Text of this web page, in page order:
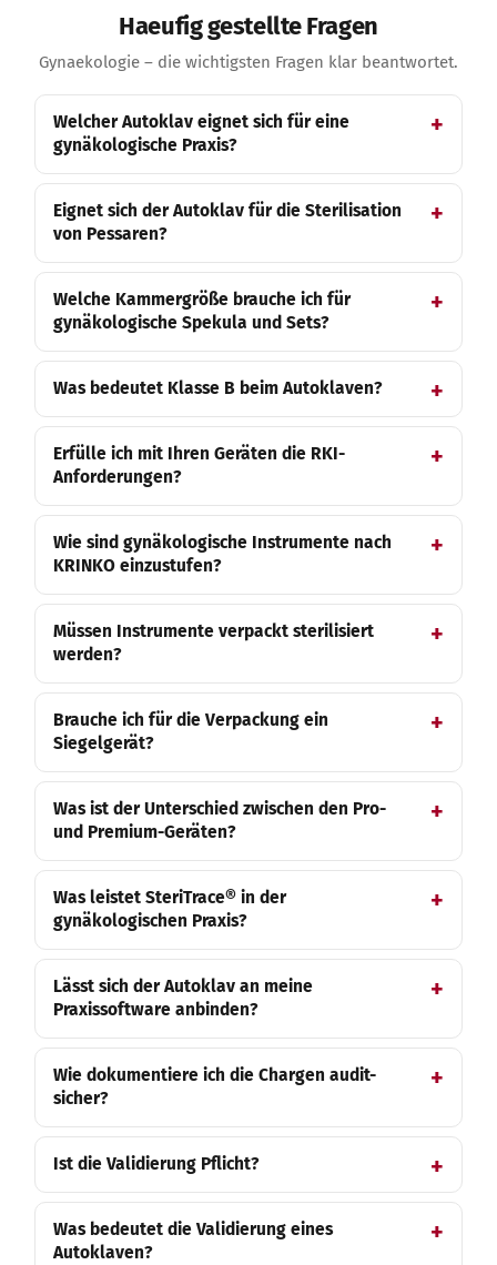
Haeufig gestellte Fragen
Gynaekologie – die wichtigsten Fragen klar beantwortet.
Welcher Autoklav eignet sich für eine
gynäkologische Praxis?
Eignet sich der Autoklav für die Sterilisation
von Pessaren?
Welche Kammergröße brauche ich für
gynäkologische Spekula und Sets?
Was bedeutet Klasse B beim Autoklaven?
Erfülle ich mit Ihren Geräten die RKI-
Anforderungen?
Wie sind gynäkologische Instrumente nach
KRINKO einzustufen?
Müssen Instrumente verpackt sterilisiert
werden?
Brauche ich für die Verpackung ein
Siegelgerät?
Was ist der Unterschied zwischen den Pro-
und Premium-Geräten?
Was leistet SteriTrace® in der
gynäkologischen Praxis?
Lässt sich der Autoklav an meine
Praxissoftware anbinden?
Wie dokumentiere ich die Chargen audit-
sicher?
Ist die Validierung Pflicht?
Was bedeutet die Validierung eines
Autoklaven?